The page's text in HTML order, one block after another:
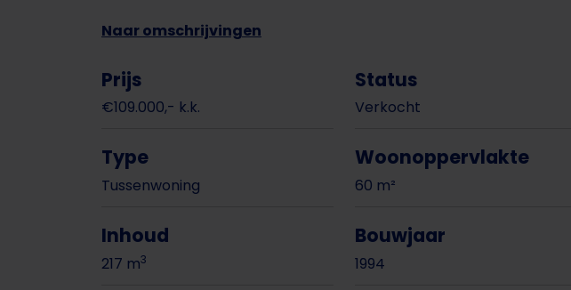
Naar omschrijvingen
Prijs
€109.000,- k.k.
Status
Verkocht
Type
Tussenwoning
Woonoppervlakte
60 m²
Inhoud
217 m3
Bouwjaar
1994